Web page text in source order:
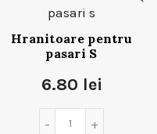
Hranitoare pentru
pasari S
6.80 lei